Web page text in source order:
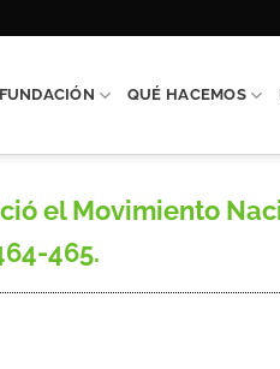
QUÉ HACEMOS
el Movimiento
465.